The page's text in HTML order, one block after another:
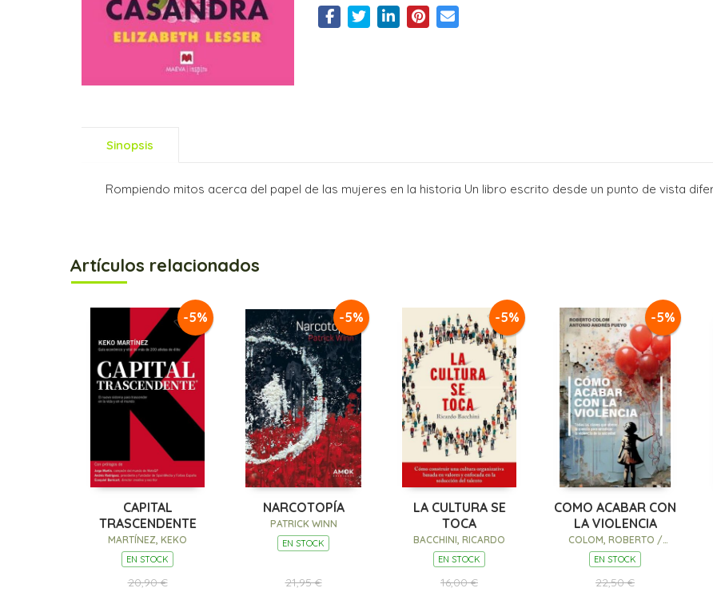
Sinopsis
Rompiendo mitos acerca del papel de las mujeres en la historia Un libro escrito desde un punto de vista
Artículos relacionados
-5%
CAPITAL
TRASCENDENTE
MARTÍNEZ, KEKO
EN STOCK
20,90 €
-5%
NARCOTOPÍA
PATRICK WINN
EN STOCK
21,95 €
-5%
LA CULTURA SE
TOCA
BACCHINI, RICARDO
EN STOCK
16,00 €
-5%
COMO ACABAR CON
LA VIOLENCIA
COLOM, ROBERTO /
ANDRÉS PUEYO, ANTONIO
EN STOCK
22,50 €